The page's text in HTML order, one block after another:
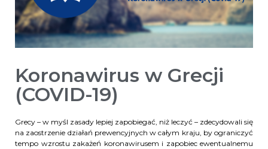
Koronawirus w Grecji
(COVID-19)
Grecy – w myśl zasady lepiej zapobiegać, niż leczyć – zdecydowali się
na zaostrzenie działań prewencyjnych w całym kraju, by ograniczyć
tempo wzrostu zakażeń koronawirusem i zapobiec ewentualnemu